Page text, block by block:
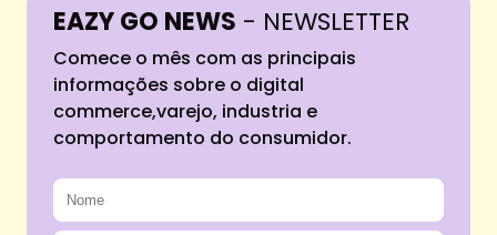
EAZY GO NEWS - NEWSLETTER
Comece o mês com as principais
informações sobre o digital
commerce,varejo, industria e
comportamento do consumidor.